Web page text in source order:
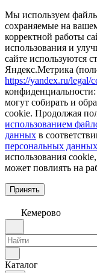
Мы используем
сохраняемые на
корректной работы
использования и
сайте используются
Яндекс.Метрика
https://yandex.ru/legal/
конфиденциальности:
могут собирать и
cookie. Продолжая
использованием
данных в
персональных данных
использования
может повлиять на
Принять
Кемерово
Каталог